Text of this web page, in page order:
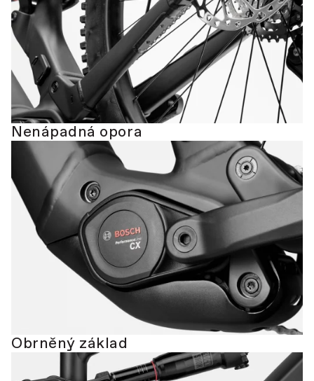
Nenápadná opora
Obrněný základ